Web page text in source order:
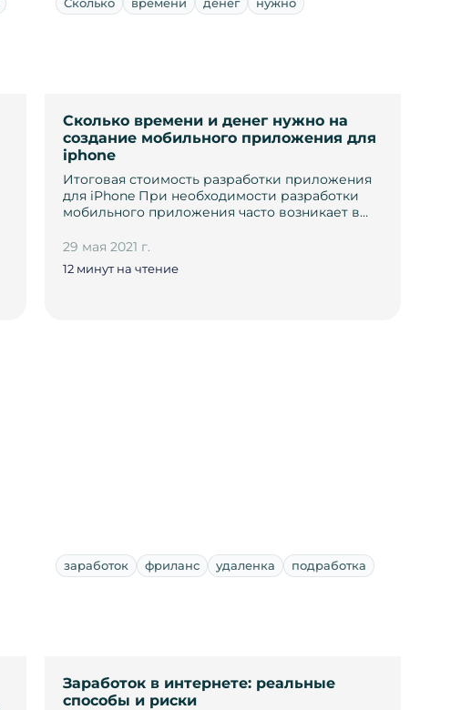
Сколько времени и денег нужно на
создание мобильного приложения для
iphone
Итоговая стоимость разработки приложения
для iPhone При необходимости разработки
мобильного приложения часто возникает в…
29 мая 2021 г.
12 минут на чтение
заработок фриланс удаленка подработка
Заработок в интернете: реальные
способы и риски